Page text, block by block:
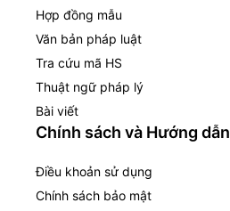
Hợp đồng mẫu
Văn bản pháp luật
Tra cứu mã HS
Thuật ngữ pháp lý
Bài viết
Chính sách và Hướng dẫn
Điều khoản sử dụng
Chính sách bảo mật